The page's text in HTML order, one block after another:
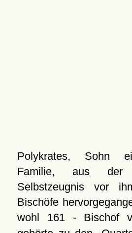
Polykrates, Sohn
Familie, aus der
Selbstzeugnis vor
Bischöfe
wohl 161 - Bischof